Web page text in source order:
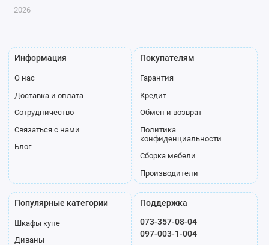
2026
Информация
О нас
Доставка и оплата
Сотрудничество
Связаться с нами
Блог
Покупателям
Гарантия
Кредит
Обмен и возврат
Политика
конфиденциальности
Сборка мебели
Производители
Популярные категории
Шкафы купе
Диваны
Поддержка
073-357-08-04
097-003-1-004